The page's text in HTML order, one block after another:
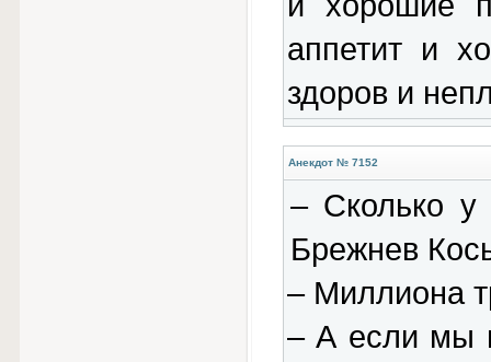
аппетит и
здоров и
Анекдот № 7152
– Сколько у
Брежнев
– Миллиона
– А если мы